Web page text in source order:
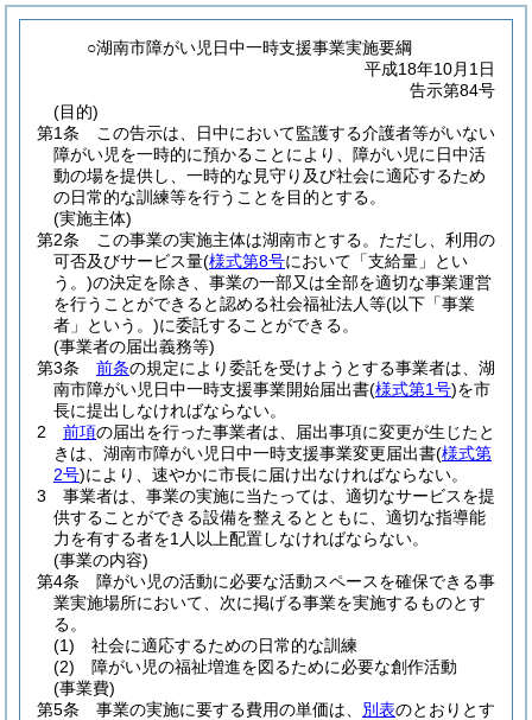
○湖南市障がい児日中一時支援事業実施要綱
平成18年10月1日
告示第84号
(目的)
第1条
この告示は、日中において監護する介護者等がいない
障がい児を一時的に預かることにより、障がい児に日中活
動の場を提供し、一時的な見守り及び社会に適応するため
の日常的な訓練等を行うことを目的とする。
(実施主体)
第2条
この事業の実施主体は湖南市とする。 ただし、利用の
可否及びサービス量(様式第8号において「支給量」とい
う。)の決定を除き、事業の一部又は全部を適切な事業運営
を行うことができると認める社会福祉法人等(以下「事業
者」という。)に委託することができる。
(事業者の届出義務等)
第3条
前条の規定により委託を受けようとする事業者は、湖
南市障がい児日中一時支援事業開始届出書(様式第1号)を市
長に提出しなければならない。
2
前項の届出を行った事業者は、届出事項に変更が生じたと
きは、湖南市障がい児日中一時支援事業変更届出書(様式第
2号)により、速やかに市長に届け出なければならない。
3
事業者は、事業の実施に当たっては、適切なサービスを提
供することができる設備を整えるとともに、適切な指導能
力を有する者を1人以上配置しなければならない。
(事業の内容)
第4条
障がい児の活動に必要な活動スペースを確保できる事
業実施場所において、次に掲げる事業を実施するものとす
る。
(1)
社会に適応するための日常的な訓練
(2)
障がい児の福祉増進を図るために必要な創作活動
(事業費)
第5条
事業の実施に要する費用の単価は、 別表のとおりとす